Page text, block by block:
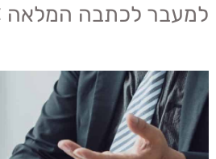
למעבר לכתבה המלאה